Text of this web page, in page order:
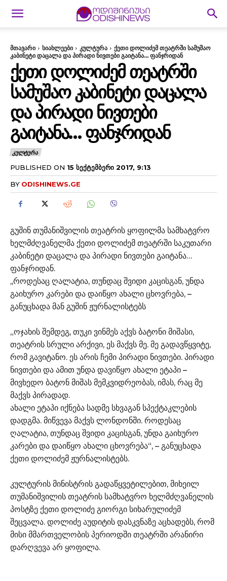
მთავარი სიახლეები კულტურა
ქეთი დოლიძემ თეატრში სამუშაო
კაბინეტი დაცალა და პირადი ნივთები გაიტანა... ფანჯრიდან
ᲥᲔᲗᲘ ᲓᲝᲚᲘᲫᲔᲛ ᲗᲔᲐᲢᲠᲨᲘ
ᲡᲐᲛᲣᲨᲐᲝ ᲙᲐᲑᲘᲜᲔᲢᲘ ᲓᲐᲪᲐᲚᲐ
ᲓᲐ ᲞᲘᲠᲐᲓᲘ ᲜᲘᲕᲗᲔᲑᲘ
ᲒᲐᲘᲢᲐᲜᲐ… ᲤᲐᲜᲯᲠᲘᲓᲐᲜ
ᲙᲣᲚᲢᲣᲠᲐ
PUBLISHED ON 15 ᲡᲔᲥᲢᲔᲛᲑᲔᲠᲘ 2017, 9:13
BY ODISHINEWS.GE
გუშინ თუმანიშვილის თეატრის ყოფილმა სამხატვრო
ხელმძღვანელმა ქეთი დოლიძემ თეატრში საკუთარი
კაბინეტი დაცალა და პირადი ნივთები გაიტანა…
ფანჯრიდან.
,,როდესაც ღალატია, თუნდაც შვიდი კაცისგან, უნდა
გაიხურო კარები და დაიწყო ახალი ცხოვრება, –
განუცხადა მან გუშინ ჟურნალისტებს
„ოჯახის შემდეგ, თუკი ვინმეს აქვს ბატონი მიშასი,
თეატრის სრული არქივი, ეს მაქვს მე. მე გადავწყვიტე,
რომ გავიტანო. ეს არის ჩემი პირადი ნივთები. პირადი
ნივთები და ამით უნდა დავიწყო ახალი ეტაპი –
მივხედო ბატონ მიშას მემკვიდრეობას, იმას, რაც მე
მაქვს პირადად.
ახალი ეტაპი იქნება სადმე სხვაგან სპექტაკლების
დადგმა. მიწვევა მაქვს ლონდონში. როდესაც
ღალატია, თუნდაც შვიდი კაცისგან, უნდა გაიხურო
კარები და დაიწყო ახალი ცხოვრება“, – განუცხადა
ქეთი დოლიძემ ჟურნალისტებს.
კულტურის მინისტრის გადაწყვეტილებით, მიხეილ
თუმანიშვილის თეატრის სამხატვრო ხელმძღვანელის
პოსტზე ქეთი დოლიძე გიორგი სიხარულიძემ
შეცვალა. დოლიძე აუდიტის დასკვნაზე აცხადებს, რომ
მისი მმართველობის პერიოდში თეატრში არანირი
დარღვევა არ ყოფილა.